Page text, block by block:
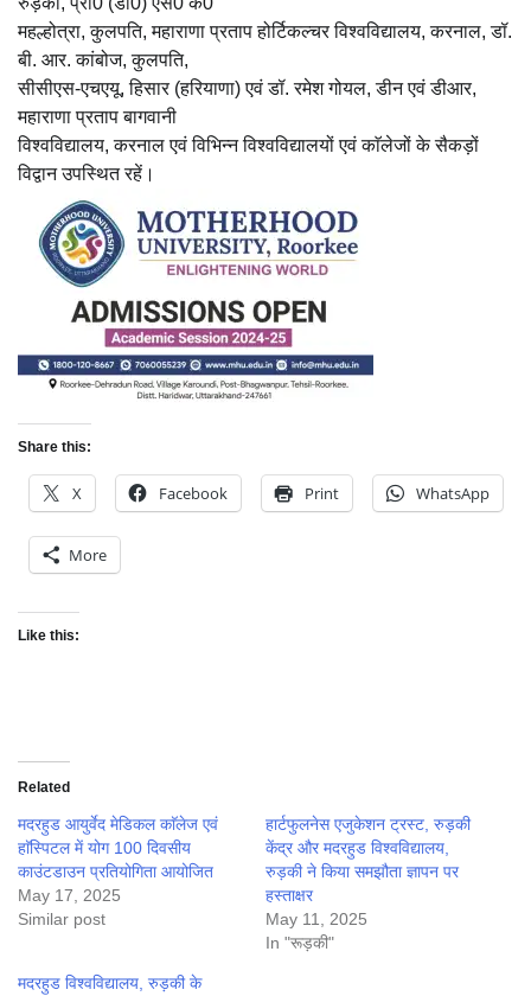
महल्होत्रा, कुलपति, महाराणा प्रताप होर्टिकल्चर विश्वविद्यालय, करनाल, डॉ.
बी. आर. कांबोज, कुलपति,
सीसीएस-एचएयू, हिसार (हरियाणा) एवं डॉ. रमेश गोयल, डीन एवं डीआर,
महाराणा प्रताप बागवानी
विश्वविद्यालय, करनाल एवं विभिन्न विश्वविद्यालयों एवं काॅलेजों के सैकड़ों
विद्वान उपस्थित रहें।
Share this:
X Facebook Print WhatsApp
More
Like this:
Related
मदरहुड आयुर्वेद मेडिकल काॅलेज एवं
हाॅस्पिटल में योग 100 दिवसीय
काउंटडाउन प्रतियोगिता आयोजित
May 17, 2025
Similar post
हार्टफुलनेस एजुकेशन ट्रस्ट, रुड़की
केंद्र और मदरहुड विश्वविद्यालय,
रुड़की ने किया समझौता ज्ञापन पर
हस्ताक्षर
May 11, 2025
In "रूड़की"
मदरहुड विश्वविद्यालय, रुड़की के